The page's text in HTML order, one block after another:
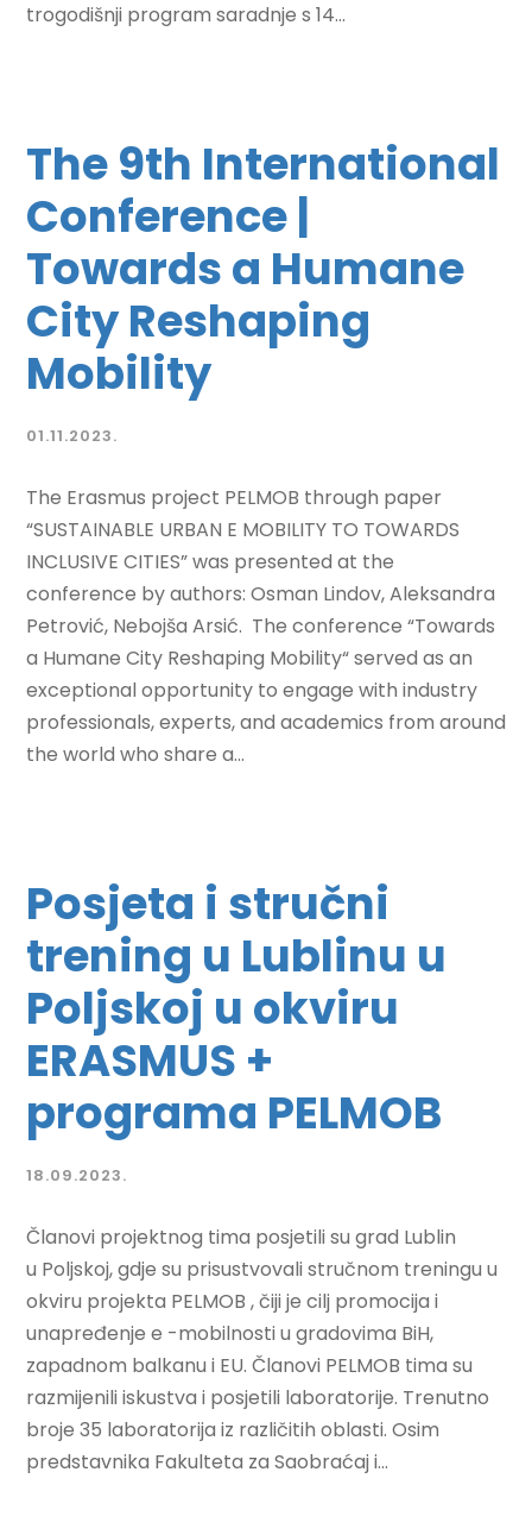
trogodišnji program saradnje s 14...
The 9th International
Conference |
Towards a Humane
City Reshaping
Mobility
01.11.2023.
The Erasmus project PELMOB through paper
“SUSTAINABLE URBAN E MOBILITY TO TOWARDS
INCLUSIVE CITIES” was presented at the
conference by authors: Osman Lindov, Aleksandra
Petrović, Nebojša Arsić. The conference “Towards
a Humane City Reshaping Mobility“ served as an
exceptional opportunity to engage with industry
professionals, experts, and academics from around
the world who share a...
Posjeta i stručni
trening u Lublinu u
Poljskoj u okviru
ERASMUS +
programa PELMOB
18.09.2023.
Članovi projektnog tima posjetili su grad Lublin
u Poljskoj, gdje su prisustvovali stručnom treningu u
okviru projekta PELMOB , čiji je cilj promocija i
unapređenje e -mobilnosti u gradovima BiH,
zapadnom balkanu i EU. Članovi PELMOB tima su
razmijenili iskustva i posjetili laboratorije. Trenutno
broje 35 laboratorija iz različitih oblasti. Osim
predstavnika Fakulteta za Saobraćaj i...